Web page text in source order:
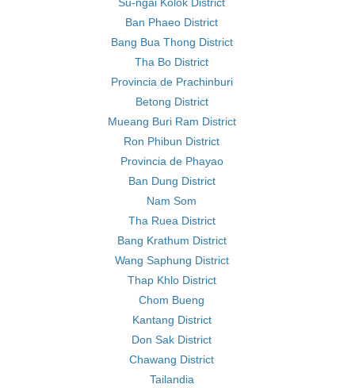
Ban Phaeo District
Bang Bua Thong District
Tha Bo District
Provincia de Prachinburi
Betong District
Mueang Buri Ram District
Ron Phibun District
Provincia de Phayao
Ban Dung District
Nam Som
Tha Ruea District
Bang Krathum District
Wang Saphung District
Thap Khlo District
Chom Bueng
Kantang District
Don Sak District
Chawang District
Tailandia